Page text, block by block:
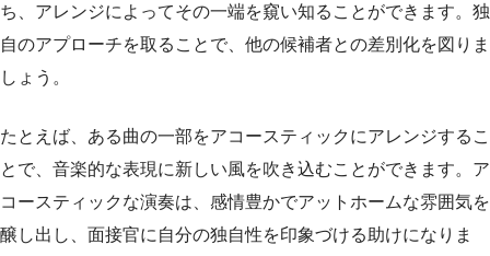
ち、アレンジによってその一端を窺い知ることができます。独
自のアプローチを取ることで、他の候補者との差別化を図りま
しょう。
たとえば、ある曲の一部をアコースティックにアレンジするこ
とで、音楽的な表現に新しい風を吹き込むことができます。ア
コースティックな演奏は、感情豊かでアットホームな雰囲気を
醸し出し、面接官に自分の独自性を印象づける助けになりま